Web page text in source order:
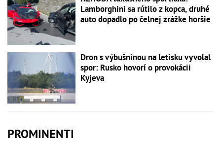
Lamborghini sa rútilo z kopca, druhé
auto dopadlo po čelnej zrážke horšie
Dron s výbušninou na letisku vyvolal
spor: Rusko hovorí o provokácii
Kyjeva
PROMINENTI